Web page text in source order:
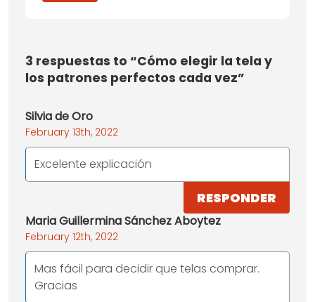
3 respuestas to “Cómo elegir la tela y
los patrones perfectos cada vez”
Silvia de Oro
February 13th, 2022
Excelente explicación
RESPONDER
Maria Guillermina Sánchez Aboytez
February 12th, 2022
Mas fácil para decidir que telas comprar.
Gracias